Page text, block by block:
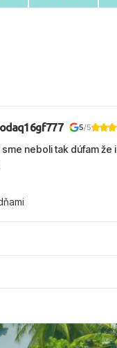
5/5
neboli tak dúfam že i